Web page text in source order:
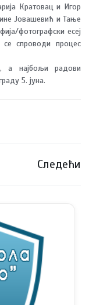
Кратовац и Игор
Јовашевић и Тање
фотографски есеј
се спроводи процес
а најбољи радови
5. јуна.
Следећи